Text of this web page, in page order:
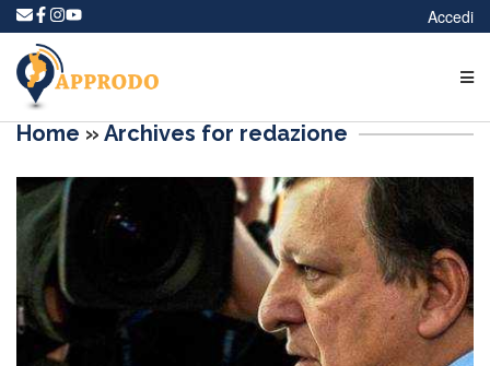
Accedi
Home » Archives for redazione